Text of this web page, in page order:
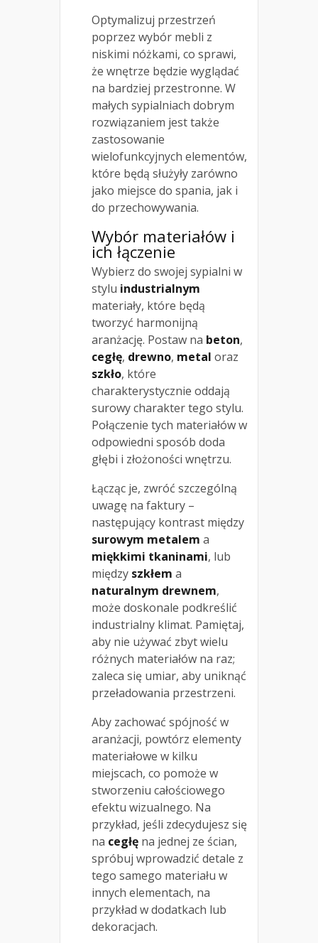
Optymalizuj przestrzeń
poprzez wybór mebli z
niskimi nóżkami, co sprawi,
że wnętrze będzie wyglądać
na bardziej przestronne. W
małych sypialniach dobrym
rozwiązaniem jest także
zastosowanie
wielofunkcyjnych elementów,
które będą służyły zarówno
jako miejsce do spania, jak i
do przechowywania.
Wybór materiałów i
ich łączenie
Wybierz do swojej sypialni w
stylu industrialnym
materiały, które będą
tworzyć harmonijną
aranżację. Postaw na beton,
cegłę, drewno, metal oraz
szkło, które
charakterystycznie oddają
surowy charakter tego stylu.
Połączenie tych materiałów w
odpowiedni sposób doda
głębi i złożoności wnętrzu.
Łącząc je, zwróć szczególną
uwagę na faktury –
następujący kontrast między
surowym metalem a
miękkimi tkaninami, lub
między szkłem a
naturalnym drewnem,
może doskonale podkreślić
industrialny klimat. Pamiętaj,
aby nie używać zbyt wielu
różnych materiałów na raz;
zaleca się umiar, aby uniknąć
przeładowania przestrzeni.
Aby zachować spójność w
aranżacji, powtórz elementy
materiałowe w kilku
miejscach, co pomoże w
stworzeniu całościowego
efektu wizualnego. Na
przykład, jeśli zdecydujesz się
na cegłę na jednej ze ścian,
spróbuj wprowadzić detale z
tego samego materiału w
innych elementach, na
przykład w dodatkach lub
dekoracjach.